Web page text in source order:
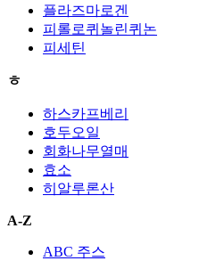
플라즈마로겐
피롤로퀴놀린퀴논
피세틴
ㅎ
하스카프베리
호두오일
회화나무열매
효소
히알루론산
A-Z
ABC 주스